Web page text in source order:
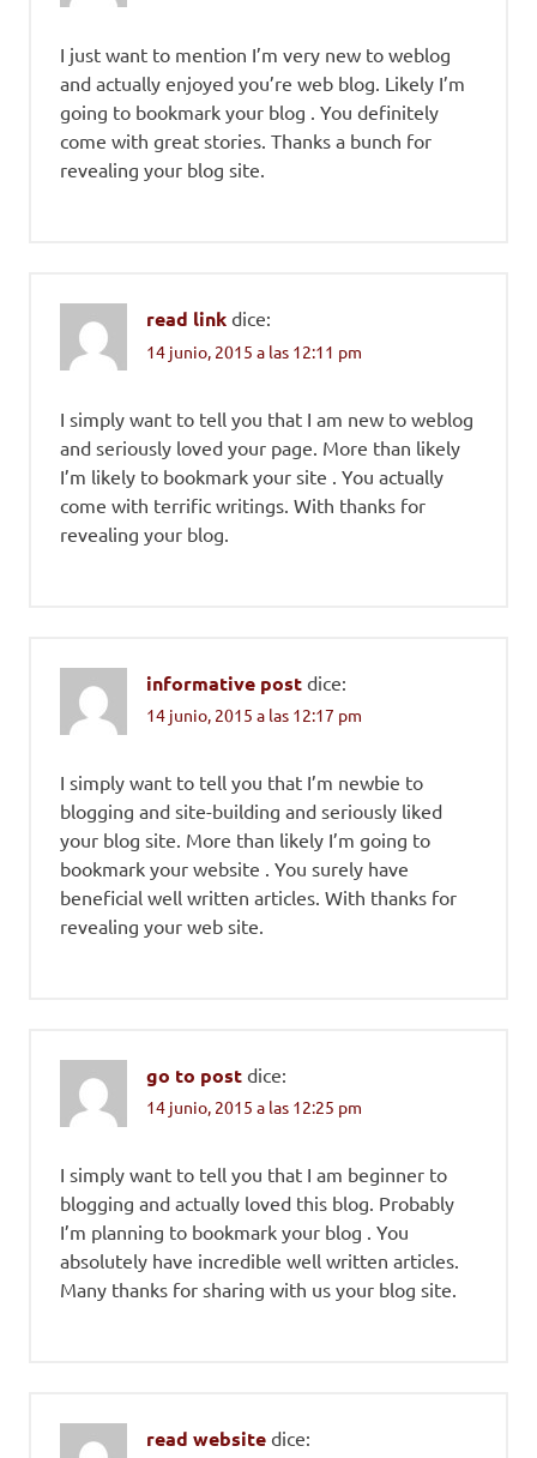
I just want to mention I’m very new to weblog
and actually enjoyed you’re web blog. Likely I’m
going to bookmark your blog . You definitely
come with great stories. Thanks a bunch for
revealing your blog site.
read link dice:
14 junio, 2015 a las 12:11 pm
I simply want to tell you that I am new to weblog
and seriously loved your page. More than likely
I’m likely to bookmark your site . You actually
come with terrific writings. With thanks for
revealing your blog.
informative post dice:
14 junio, 2015 a las 12:17 pm
I simply want to tell you that I’m newbie to
blogging and site-building and seriously liked
your blog site. More than likely I’m going to
bookmark your website . You surely have
beneficial well written articles. With thanks for
revealing your web site.
go to post dice:
14 junio, 2015 a las 12:25 pm
I simply want to tell you that I am beginner to
blogging and actually loved this blog. Probably
I’m planning to bookmark your blog . You
absolutely have incredible well written articles.
Many thanks for sharing with us your blog site.
read website dice: